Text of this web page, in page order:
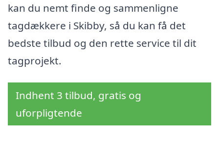
kan du nemt finde og sammenligne
tagdækkere i Skibby, så du kan få det
bedste tilbud og den rette service til dit
tagprojekt.
Indhent 3 tilbud, gratis og
uforpligtende